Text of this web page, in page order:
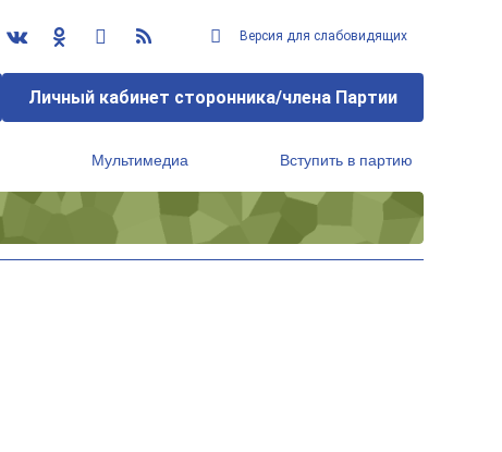
Версия для слабовидящих
Личный кабинет сторонника/члена Партии
Мультимедиа Вступить в партию